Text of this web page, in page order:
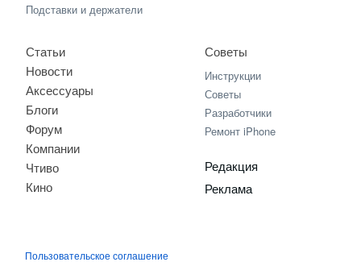
Подставки и держатели
Статьи
Новости
Аксессуары
Блоги
Форум
Компании
Чтиво
Кино
Советы
Инструкции
Советы
Разработчики
Ремонт iPhone
Редакция
Реклама
Пользовательское соглашение